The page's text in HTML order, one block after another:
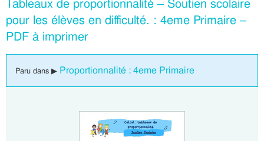
Tableaux de proportionnalité – Soutien scolaire
pour les élèves en difficulté. : 4eme Primaire –
PDF à imprimer
Paru dans ▶ Proportionnalité : 4eme Primaire